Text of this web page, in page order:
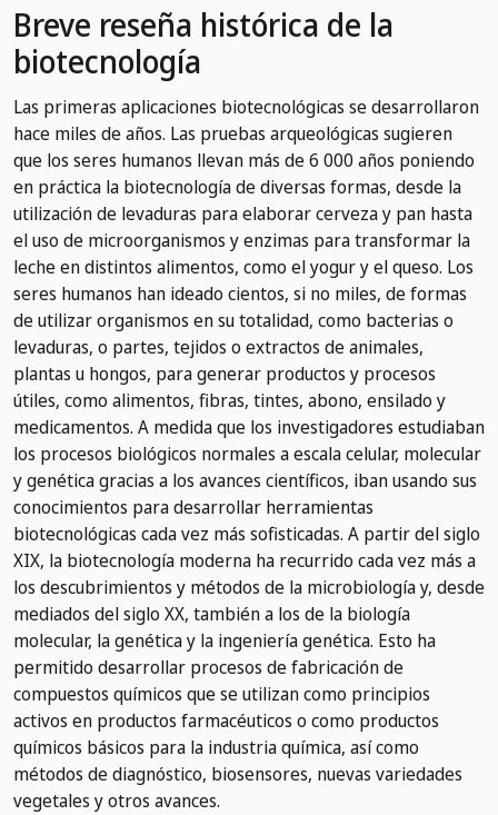
Breve reseña histórica de la
biotecnología
Las primeras aplicaciones biotecnológicas se desarrollaron
hace miles de años. Las pruebas arqueológicas sugieren
que los seres humanos llevan más de 6 000 años poniendo
en práctica la biotecnología de diversas formas, desde la
utilización de levaduras para elaborar cerveza y pan hasta
el uso de microorganismos y enzimas para transformar la
leche en distintos alimentos, como el yogur y el queso. Los
seres humanos han ideado cientos, si no miles, de formas
de utilizar organismos en su totalidad, como bacterias o
levaduras, o partes, tejidos o extractos de animales,
plantas u hongos, para generar productos y procesos
útiles, como alimentos, fibras, tintes, abono, ensilado y
medicamentos. A medida que los investigadores estudiaban
los procesos biológicos normales a escala celular, molecular
y genética gracias a los avances científicos, iban usando sus
conocimientos para desarrollar herramientas
biotecnológicas cada vez más sofisticadas. A partir del siglo
XIX, la biotecnología moderna ha recurrido cada vez más a
los descubrimientos y métodos de la microbiología y, desde
mediados del siglo XX, también a los de la biología
molecular, la genética y la ingeniería genética. Esto ha
permitido desarrollar procesos de fabricación de
compuestos químicos que se utilizan como principios
activos en productos farmacéuticos o como productos
químicos básicos para la industria química, así como
métodos de diagnóstico, biosensores, nuevas variedades
vegetales y otros avances.